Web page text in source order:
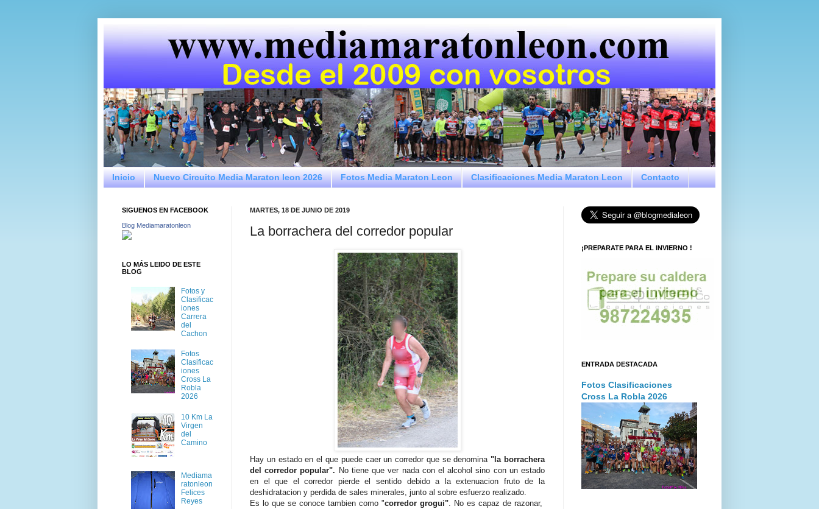
Inicio Nuevo Circuito Media Maraton leon 2026 Fotos Media Maraton Leon Clasificaciones Media Maraton Leon Contacto
MARTES, 18 DE JUNIO DE 2019
La borrachera del corredor popular
Hay un estado en el que puede caer un corredor que se denomina"la borrachera
del corredor popular". No tiene que ver nada con el alcohol sino con un estado
en el que el corredor pierde el sentido debido a la extenuacion fruto de la
deshidratacion y perdida de sales minerales, junto al sobre esfuerzo realizado.
Es lo que se conoce tambien como "corredor grogui". No es capaz de razonar,
SIGUENOS EN FACEBOOK
Blog Mediamaratonleon
LO MÁS LEIDO DE ESTE
BLOG
Fotos y
Clasificac
iones
Carrera
del
Cachon
Fotos
Clasificac
iones
Cross La
Robla
2026
10 Km La
Virgen
del
Camino
Mediama
ratonleon
Felices
Reyes
¡PREPARATE PARA EL INVIERNO !
ENTRADA DESTACADA
Fotos Clasificaciones
Cross La Robla 2026